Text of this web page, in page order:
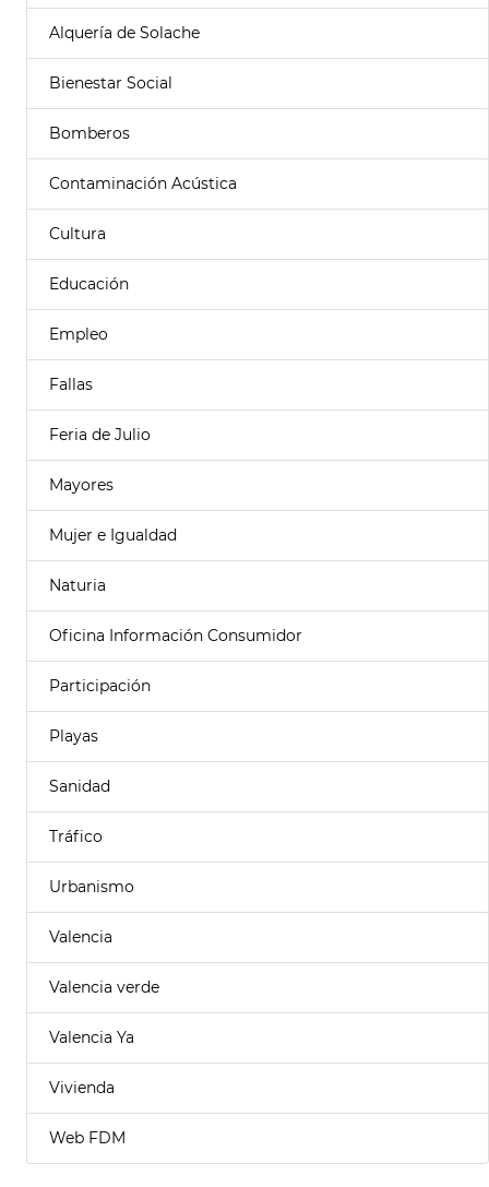
Alquería de Solache
Bienestar Social
Bomberos
Contaminación Acústica
Cultura
Educación
Empleo
Fallas
Feria de Julio
Mayores
Mujer e Igualdad
Naturia
Oficina Información Consumidor
Participación
Playas
Sanidad
Tráfico
Urbanismo
Valencia
Valencia verde
Valencia Ya
Vivienda
Web FDM